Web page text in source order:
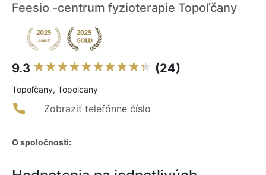
Feesio -centrum fyzioterapie Topoľčany
9.3 (24)
Topoľčany, Topolcany
Zobraziť telefónne číslo
O spoločnosti: